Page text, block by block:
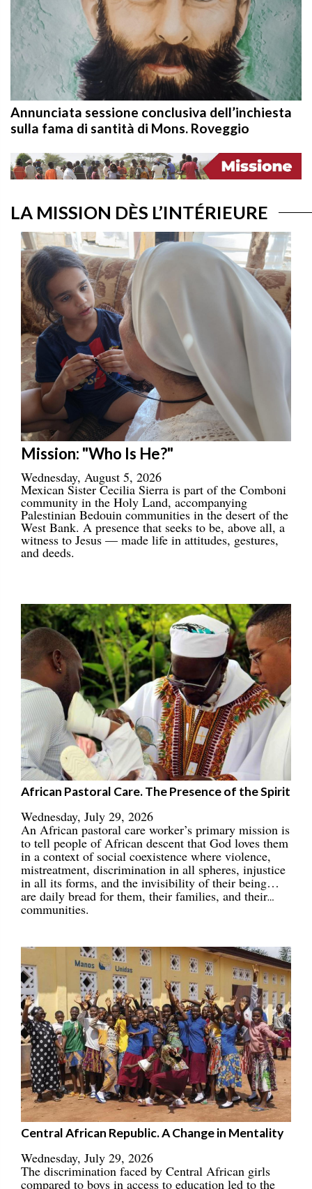
Annunciata sessione conclusiva dell’inchiesta
sulla fama di santità di Mons. Roveggio
LA MISSION DÈS L’INTÉRIEURE
Mission: "Who Is He?"
Wednesday, August 5, 2026
Mexican Sister Cecilia Sierra is part of the Comboni
community in the Holy Land, accompanying
Palestinian Bedouin communities in the desert of the
West Bank. A presence that seeks to be, above all, a
witness to Jesus — made life in attitudes, gestures,
and deeds.
African Pastoral Care. The Presence of the Spirit
Wednesday, July 29, 2026
An African pastoral care worker’s primary mission is
to tell people of African descent that God loves them
in a context of social coexistence where violence,
mistreatment, discrimination in all spheres, injustice
in all its forms, and the invisibility of their being…
are daily bread for them, their families, and their
communities.
Central African Republic. A Change in Mentality
Wednesday, July 29, 2026
The discrimination faced by Central African girls
compared to boys in access to education led to the